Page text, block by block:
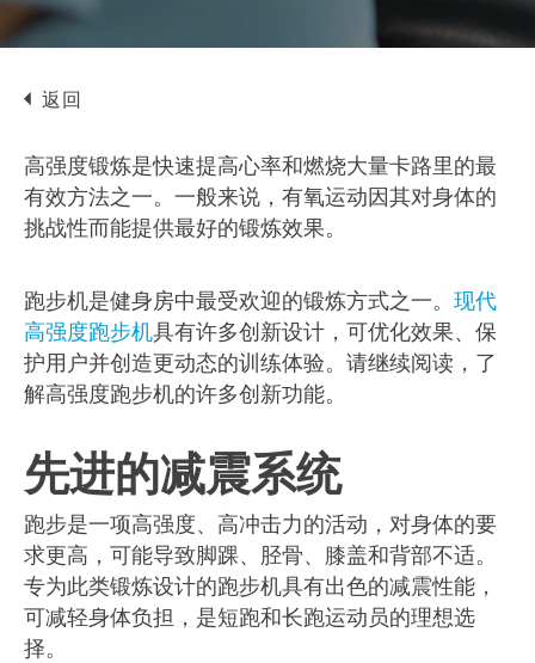
返回
高强度锻炼是快速提高心率和燃烧大量卡路里的最
有效方法之一。一般来说，有氧运动因其对身体的
挑战性而能提供最好的锻炼效果。
跑步机是健身房中最受欢迎的锻炼方式之一。 现代
高强度跑步机具有许多创新设计，可优化效果、保
护用户并创造更动态的训练体验。请继续阅读，了
解高强度跑步机的许多创新功能。
先进的减震系统
跑步是一项高强度、高冲击力的活动，对身体的要
求更高，可能导致脚踝、胫骨、膝盖和背部不适。
专为此类锻炼设计的跑步机具有出色的减震性能，
可减轻身体负担，是短跑和长跑运动员的理想选
择。